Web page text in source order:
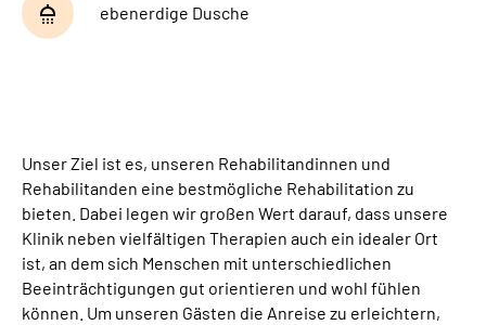
ebenerdige Dusche
Unser Ziel ist es, unseren Rehabilitandinnen und
Rehabilitanden eine bestmögliche Rehabilitation zu
bieten. Dabei legen wir großen Wert darauf, dass unsere
Klinik neben vielfältigen Therapien auch ein idealer Ort
ist, an dem sich Menschen mit unterschiedlichen
Beeinträchtigungen gut orientieren und wohl fühlen
können. Um unseren Gästen die Anreise zu erleichtern,